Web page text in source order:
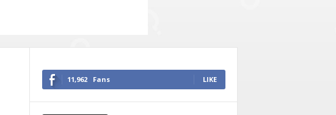
11,962 Fans LIKE